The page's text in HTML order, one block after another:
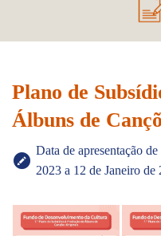
Plano de
Álbuns de
Data de apresentação
2023 a 12 de Janeiro de